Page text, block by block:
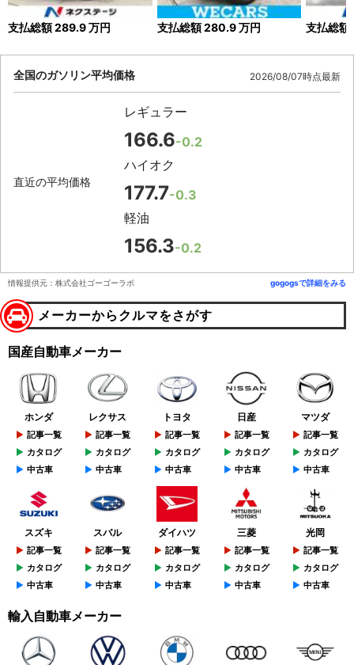
支払総額289.9万円 支払総額280.9万円 支払総額
全国のガソリン平均価格 2026/08/07時点最新
直近の平均価格
レギュラー
166.6-0.2
ハイオク
177.7-0.3
軽油
156.3-0.2
情報提供元：株式会社ゴーゴーラボ gogogsで詳細をみる
メーカーからクルマをさがす
国産自動車メーカー
ホンダ
記事一覧
カタログ
中古車
レクサス
記事一覧
カタログ
中古車
トヨタ
記事一覧
カタログ
中古車
日産
記事一覧
カタログ
中古車
マツダ
記事一覧
カタログ
中古車
スズキ
記事一覧
カタログ
中古車
スバル
記事一覧
カタログ
中古車
ダイハツ
記事一覧
カタログ
中古車
三菱
記事一覧
カタログ
中古車
光岡
記事一覧
カタログ
中古車
輸入自動車メーカー